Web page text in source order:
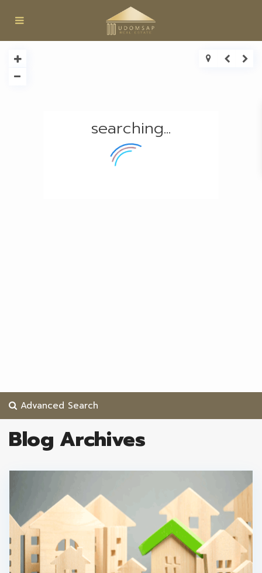
searching...
Advanced Search
Blog Archives